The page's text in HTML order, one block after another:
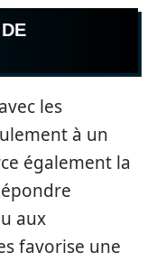
les
à un
également la
aux
favorise une